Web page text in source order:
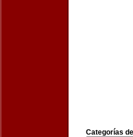
Categorías